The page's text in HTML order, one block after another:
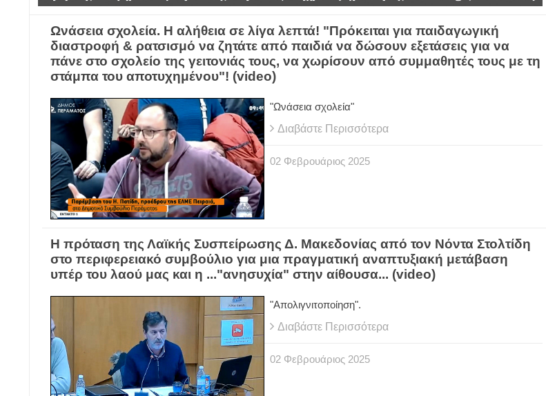
Ωνάσεια σχολεία. Η αλήθεια σε λίγα λεπτά! "Πρόκειται για παιδαγωγική
διαστροφή & ρατσισμό να ζητάτε από παιδιά να δώσουν εξετάσεις για να
πάνε στο σχολείο της γειτονιάς τους, να χωρίσουν από συμμαθητές τους με τη
στάμπα του αποτυχημένου"! (video)
"Ωνάσεια σχολεία"
Διαβάστε Περισσότερα
02 Φεβρουάριος 2025
H πρόταση της Λαϊκής Συσπείρωσης Δ. Μακεδονίας από τον Νόντα Στολτίδη
στο περιφερειακό συμβούλιο για μια πραγματική αναπτυξιακή μετάβαση
υπέρ του λαού μας και η ..."ανησυχία" στην αίθουσα... (video)
"Απολιγνιτοποίηση".
Διαβάστε Περισσότερα
02 Φεβρουάριος 2025